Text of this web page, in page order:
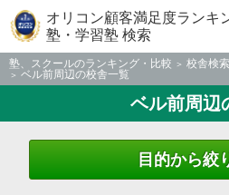
オリコン顧客満足度ランキ
塾・学習塾 検索
塾、スクールのランキング・比較 校舎検索
ベル前周辺の校舎一覧
ベル前周辺
目的から絞